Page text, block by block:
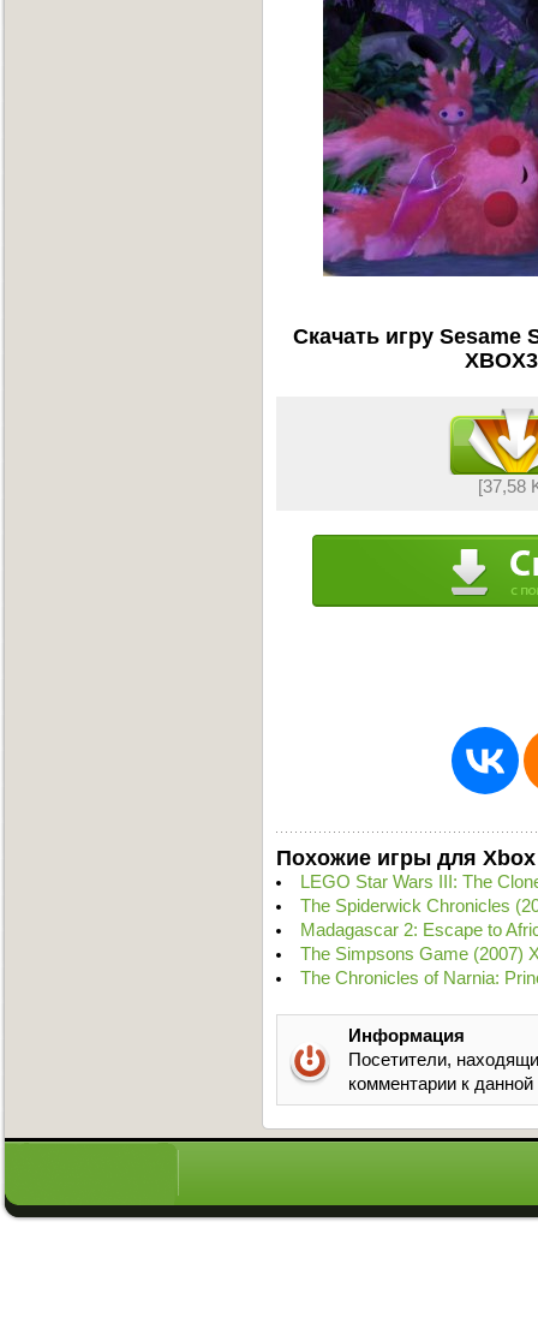
Скачать игру Sesame
[37,58
Похожие игры для Xbox
LEGO Star Wars III: The
The Spiderwick Chronicles
Madagascar 2: Escape to
The Simpsons Game (2007)
The Chronicles of Narnia:
Информация
Посетители,
комментарии к